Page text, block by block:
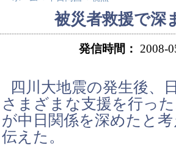
被災者救援で深
発信時間：
四川大地震の発生後、
さまざまな支援を行っ
が中日関係を深めたと
伝えた。